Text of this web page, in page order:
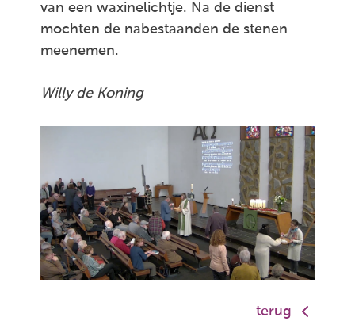
van een waxinelichtje. Na de dienst
mochten de nabestaanden de stenen
meenemen.
Willy de Koning
terug